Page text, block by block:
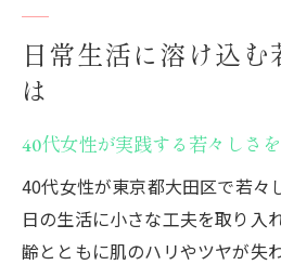
日常生活に溶け込む
は
40代女性が実践する若々しさ
40代女性が東京都大田区で若々
日の生活に小さな工夫を取り入
齢とともに肌のハリやツヤが失